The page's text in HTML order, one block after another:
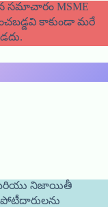
సమాచారం MSME
కాకుండా మరే
మరియు నిజాయితీ